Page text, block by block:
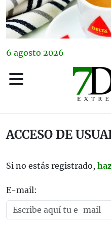
6 agosto 2026
ACCESO DE
Si no estás registrado,
E-mail: